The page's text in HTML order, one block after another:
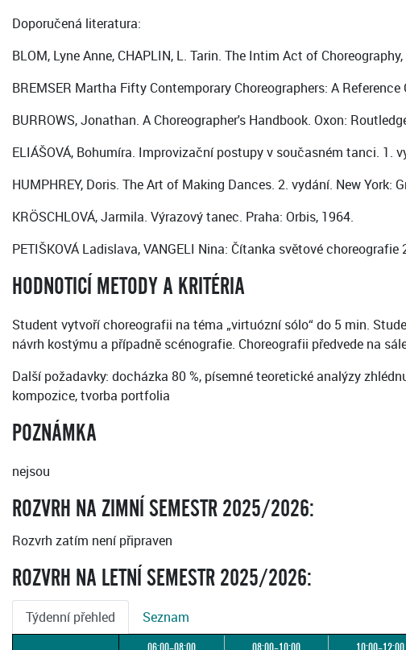
Doporučená literatura:
BLOM, Lyne Anne, CHAPLIN, L. Tarin. The Intim Act of
BREMSER Martha Fifty Contemporary Choreographers: A
BURROWS, Jonathan. A Choreographer's Handbook. Oxon:
ELIÁŠOVÁ, Bohumíra. Improvizační postupy v současném tanci. 1.
HUMPHREY, Doris. The Art of Making Dances. 2. vydání. New York:
KRÖSCHLOVÁ, Jarmila. Výrazový tanec. Praha: Orbis, 1964.
PETIŠKOVÁ Ladislava, VANGELI Nina: Čítanka světové
HODNOTICÍ METODY A KRITÉRIA
Student vytvoří choreografii na téma „virtuózní sólo“ do 5 min.
návrh kostýmu a případně scénografie. Choreografii předvede na
Další požadavky: docházka 80 %, písemné teoretické analýzy
kompozice, tvorba portfolia
POZNÁMKA
nejsou
ROZVRH NA ZIMNÍ SEMESTR 2025/2026:
Rozvrh zatím není připraven
ROZVRH NA LETNÍ SEMESTR 2025/2026:
Týdenní přehled Seznam